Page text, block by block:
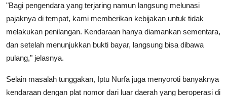
"Bagi pengendara yang terjaring namun langsung melunasi
pajaknya di tempat, kami memberikan kebijakan untuk tidak
melakukan penilangan. Kendaraan hanya diamankan sementara,
dan setelah menunjukkan bukti bayar, langsung bisa dibawa
pulang," jelasnya.
Selain masalah tunggakan, Iptu Nurfa juga menyoroti banyaknya
kendaraan dengan plat nomor dari luar daerah yang beroperasi di